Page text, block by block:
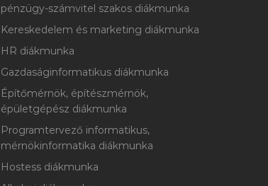
pénzügy-számvitel szakos diákmunka
Kereskedelem és marketing diákmunka
HR diákmunka
Gazdaságinformatikus diákmunka
Építőmérnök, építészmérnök,
épületgépész diákmunka
Programtervező informatikus,
mérnökinformatika diákmunka
Hostess diákmunka